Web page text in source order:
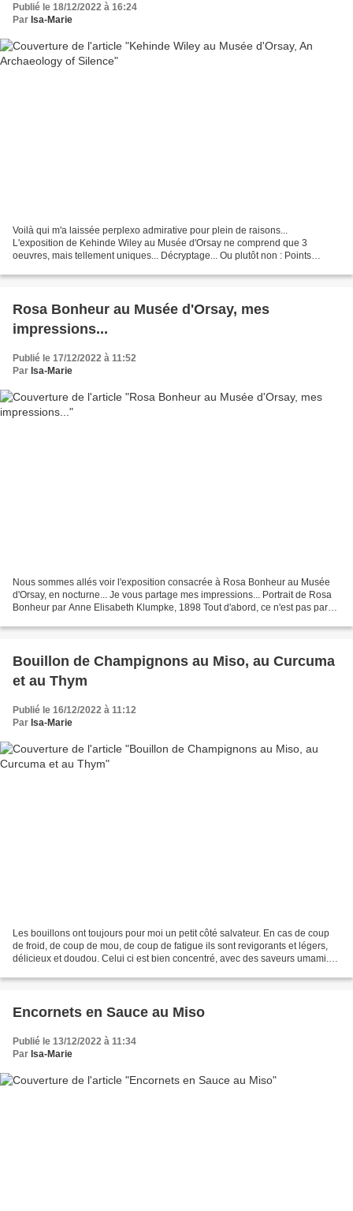
Publié le 18/12/2022 à 16:24
Par Isa-Marie
Voilà qui m'a laissée perplexo admirative pour plein de raisons...
L'exposition de Kehinde Wiley au Musée d'Orsay ne comprend que 3
oeuvres, mais tellement uniques... Décryptage... Ou plutôt non : Points
Rosa Bonheur au Musée d'Orsay, mes
impressions...
Publié le 17/12/2022 à 11:52
Par Isa-Marie
Nous sommes allés voir l'exposition consacrée à Rosa Bonheur au Musée
d'Orsay, en nocturne... Je vous partage mes impressions... Portrait de Rosa
Bonheur par Anne Elisabeth Klumpke, 1898 Tout d'abord, ce n'est pas parce
Bouillon de Champignons au Miso, au Curcuma
et au Thym
Publié le 16/12/2022 à 11:12
Par Isa-Marie
Les bouillons ont toujours pour moi un petit côté salvateur. En cas de coup
de froid, de coup de mou, de coup de fatigue ils sont revigorants et légers,
délicieux et doudou. Celui ci est bien concentré, avec des saveurs umami.
Encornets en Sauce au Miso
Publié le 13/12/2022 à 11:34
Par Isa-Marie